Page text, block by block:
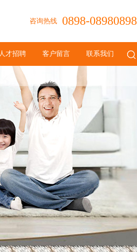
咨询热线 0898-08980898
人才招聘 客户留言 联系我们